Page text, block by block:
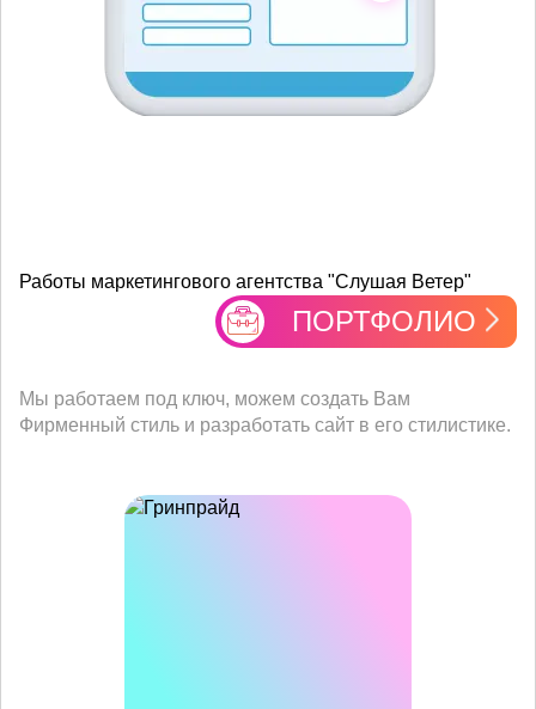
Работы маркетингового агентства "Слушая Ветер"
ПОРТФОЛИО
Мы работаем под ключ, можем создать Вам
Фирменный стиль и разработать сайт в его стилистике.